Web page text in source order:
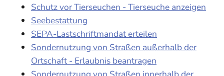
Schutz vor Tierseuchen - Tierseuche anzeigen
Seebestattung
SEPA-Lastschriftmandat erteilen
Sondernutzung von Straßen außerhalb der
Ortschaft - Erlaubnis beantragen